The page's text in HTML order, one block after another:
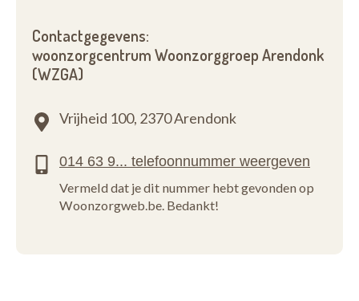
Contactgegevens:
woonzorgcentrum Woonzorggroep Arendonk
(WZGA)
Vrijheid 100, 2370 Arendonk
Vermeld dat je dit nummer hebt gevonden op
Woonzorgweb.be. Bedankt!